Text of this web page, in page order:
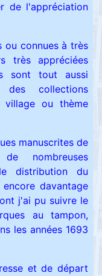
de l'appréciation
ou connues à très
très appréciées
sont tout aussi
des collections
village ou thème
manuscrites de
nombreuses
distribution du
davantage
j'ai pu suivre le
au tampon,
les années 1693
et de départ